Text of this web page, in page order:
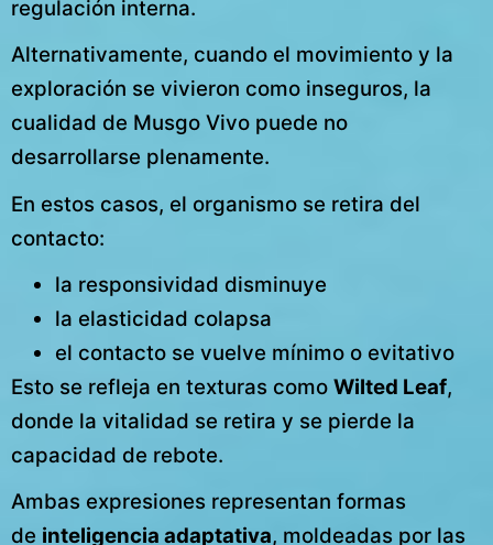
regulación interna.
Alternativamente, cuando el movimiento y la
exploración se vivieron como inseguros, la
cualidad de Musgo Vivo puede no
desarrollarse plenamente.
En estos casos, el organismo se retira del
contacto:
la responsividad disminuye
la elasticidad colapsa
el contacto se vuelve mínimo o evitativo
Esto se refleja en texturas como Wilted Leaf,
donde la vitalidad se retira y se pierde la
capacidad de rebote.
Ambas expresiones representan formas
de inteligencia adaptativa, moldeadas por las